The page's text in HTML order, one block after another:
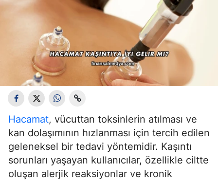
Hacamat, vücuttan toksinlerin atılması ve
kan dolaşımının hızlanması için tercih edilen
geleneksel bir tedavi yöntemidir. Kaşıntı
sorunları yaşayan kullanıcılar, özellikle ciltte
oluşan alerjik reaksiyonlar ve kronik